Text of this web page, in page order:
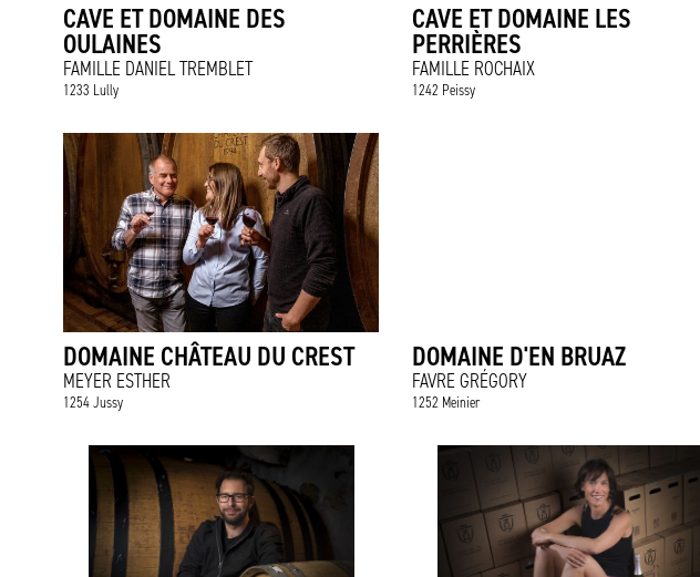
CAVE ET DOMAINE DES
OULAINES
FAMILLE DANIEL TREMBLET
1233 Lully
CAVE ET DOMAINE LES
PERRIÈRES
FAMILLE ROCHAIX
1242 Peissy
DOMAINE CHÂTEAU DU CREST
MEYER ESTHER
1254 Jussy
DOMAINE D'EN BRUAZ
FAVRE GRÉGORY
1252 Meinier